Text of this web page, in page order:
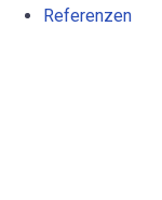
Referenzen